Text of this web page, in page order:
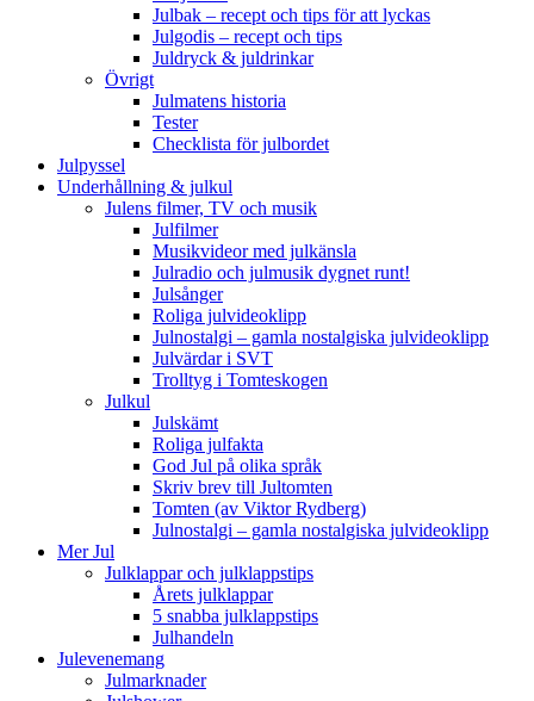
Julbak – recept och tips för att lyckas
Julgodis – recept och tips
Juldryck & juldrinkar
Övrigt
Julmatens historia
Tester
Checklista för julbordet
Julpyssel
Underhållning & julkul
Julens filmer, TV och musik
Julfilmer
Musikvideor med julkänsla
Julradio och julmusik dygnet runt!
Julsånger
Roliga julvideoklipp
Julnostalgi – gamla nostalgiska julvideoklipp
Julvärdar i SVT
Trolltyg i Tomteskogen
Julkul
Julskämt
Roliga julfakta
God Jul på olika språk
Skriv brev till Jultomten
Tomten (av Viktor Rydberg)
Julnostalgi – gamla nostalgiska julvideoklipp
Mer Jul
Julklappar och julklappstips
Årets julklappar
5 snabba julklappstips
Julhandeln
Julevenemang
Julmarknader